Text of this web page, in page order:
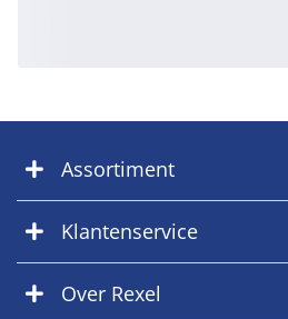
Assortiment
Klantenservice
Over Rexel